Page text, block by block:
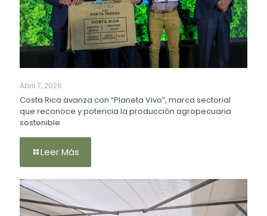
Abril 7, 2026
Costa Rica avanza con “Planeta Vivo”, marca sectorial
que reconoce y potencia la producción agropecuaria
sostenible
Leer Más